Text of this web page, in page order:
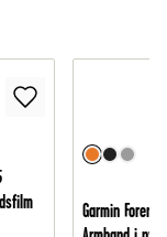
Garmin